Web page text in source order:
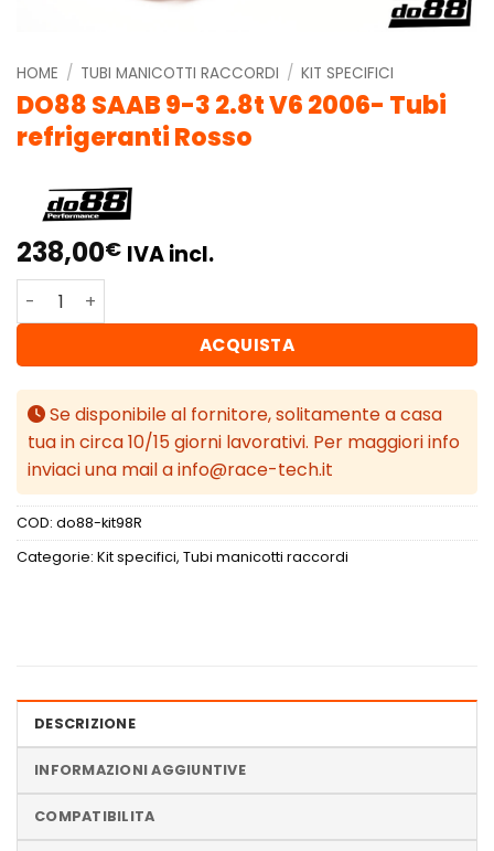
HOME / TUBI MANICOTTI RACCORDI / KIT SPECIFICI
DO88 SAAB 9-3 2.8t V6 2006- Tubi
refrigeranti Rosso
238,00€ IVA incl.
DO88 SAAB 9-3 2.8t V6 2006- Tubi refrigeranti Rosso
ACQUISTA
Se disponibile al fornitore, solitamente a casa
tua in circa 10/15 giorni lavorativi. Per maggiori info
inviaci una mail a info@race-tech.it
COD: do88-kit98R
Categorie: Kit specifici, Tubi manicotti raccordi
DESCRIZIONE
INFORMAZIONI AGGIUNTIVE
COMPATIBILITA